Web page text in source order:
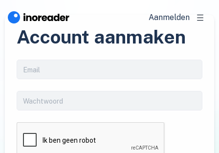
Aanmelden
Account aanmaken